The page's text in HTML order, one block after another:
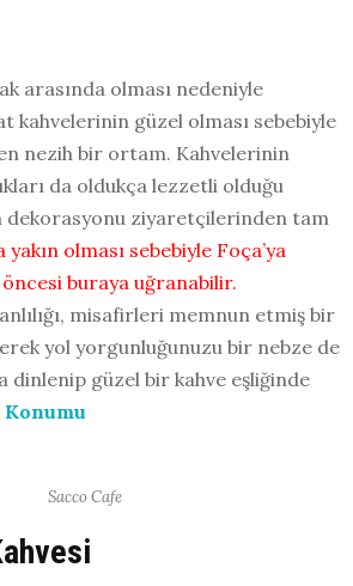
arasında olması nedeniyle
kahvelerinin güzel olması sebebiyle
nezih bir ortam. Kahvelerinin
da oldukça lezzetli olduğu
dekorasyonu ziyaretçilerinden tam
olması sebebiyle Foça’ya
buraya uğranabilir.
misafirleri memnun etmiş bir
yol yorgunluğunuzu bir nebze de
dinlenip güzel bir kahve eşliğinde
Konumu
Sacco Cafe